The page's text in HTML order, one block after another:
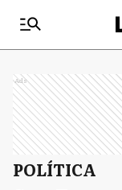
Ads
POLÍTICA